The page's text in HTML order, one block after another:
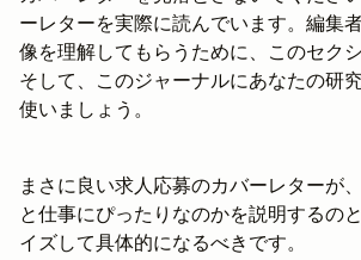
ーレターを実際に読んでいます。編集
像を理解してもらうために、このセク
そして、このジャーナルにあなたの研
使いましょう。
まさに良い求人応募のカバーレターが
と仕事にぴったりなのかを説明するの
イズして具体的になるべきです。